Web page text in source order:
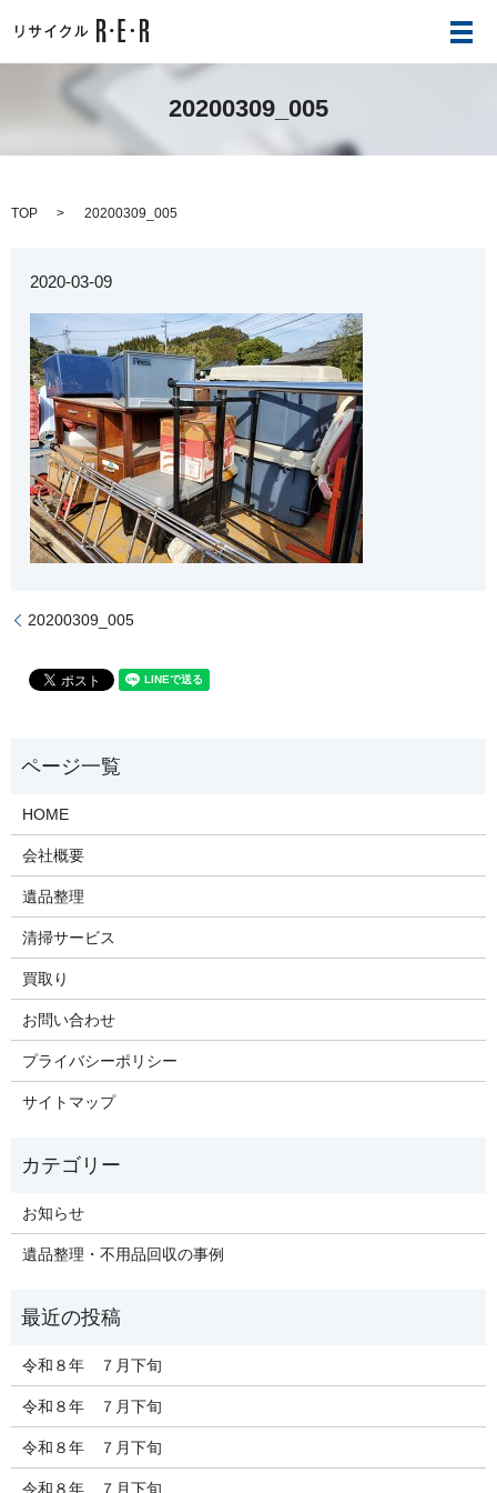
メ
20200309_005
TOP 20200309_005
2020-03-09
20200309_005
HOME
会社概要
遺品整理
清掃サービス
買取り
お問い合わせ
プライバシーポリシー
サイトマップ
お知らせ
遺品整理・不用品回収の事例
令和８年 ７月下旬
令和８年 ７月下旬
令和８年 ７月下旬
令和８年 ７月下旬